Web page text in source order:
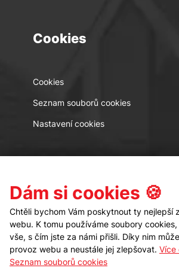
Cookies
Cookies
Seznam souborů cookies
Nastavení cookies
Kontakt
Dám si cookies 🍪
Chtěli bychom Vám poskytnout ty nejlepší
webu. K tomu používáme soubory
vše, s čím jste za námi přišli. Díky nim
provoz webu a neustále jej zlepšovat. Více
Seznam souborů cookies